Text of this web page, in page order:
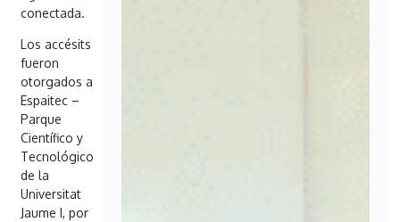
conectada.
Los accésits
fueron
otorgados a
Espaitec –
Parque
Científico y
Tecnológico
de la
Universitat
Jaume I, por